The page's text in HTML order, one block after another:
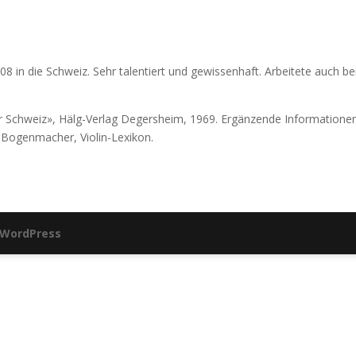
in die Schweiz. Sehr talentiert und gewissenhaft. Arbeitete auch
Hälg-Verlag Degersheim, 1969. Ergänzende
Violin-Lexikon.
WordPress